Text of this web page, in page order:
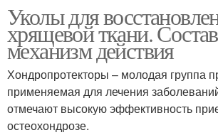
Уколы для
хрящевой ткани.
механизм действия
Хондропротекторы – молодая группа
применяемая для лечения
отмечают высокую эффективность
остеохондрозе.